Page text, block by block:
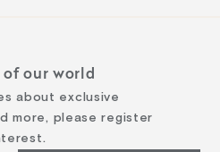
of our world
about exclusive
more, please register